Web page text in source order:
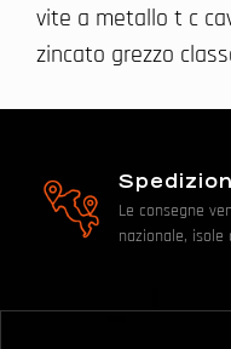
vite a metallo t c
zincato grezzo
Le consegne
nazionale, isole